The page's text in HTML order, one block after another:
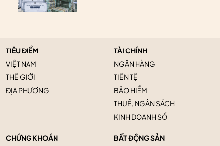
TIÊU ĐIỂM
VIỆT NAM
THẾ GIỚI
ĐỊA PHƯƠNG
TÀI CHÍNH
NGÂN HÀNG
TIỀN TỆ
BẢO HIỂM
THUẾ, NGÂN SÁCH
KINH DOANH SỐ
CHỨNG KHOÁN
BẤT ĐỘNG SẢN